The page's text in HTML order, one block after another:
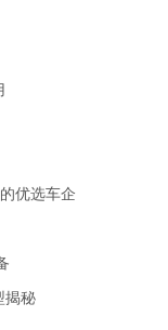
优选车企
揭秘